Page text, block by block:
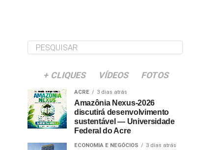
+ CLIQUES VÍDEOS FOTOS
ACRE 3 dias atrás
Amazônia Nexus-2026
discutirá desenvolvimento
sustentável — Universidade
Federal do Acre
ECONOMIA E NEGÓCIOS 3 dias atrás